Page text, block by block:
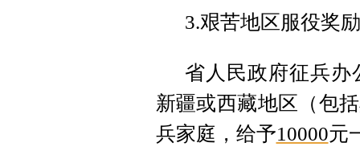
3.艰苦地区服役奖励
省人民政府征兵
新疆或西藏地区（包
兵家庭，给予10000元